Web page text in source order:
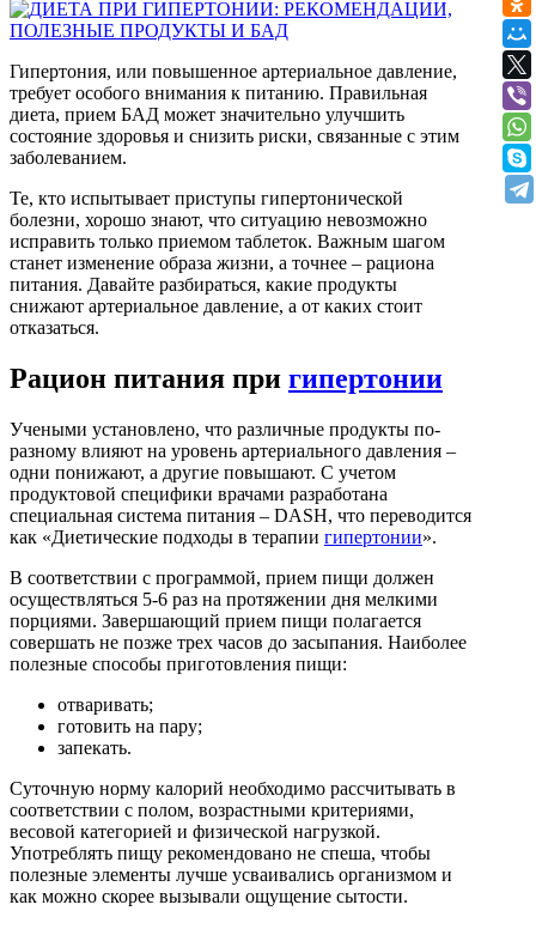
Гипертония, или повышенное артериальное давление,
требует особого внимания к питанию. Правильная
диета, прием БАД может значительно улучшить
состояние здоровья и снизить риски, связанные с этим
заболеванием.
Те, кто испытывает приступы гипертонической
болезни, хорошо знают, что ситуацию невозможно
исправить только приемом таблеток. Важным шагом
станет изменение образа жизни, а точнее – рациона
питания. Давайте разбираться, какие продукты
снижают артериальное давление, а от каких стоит
отказаться.
Рацион питания при гипертонии
Учеными установлено, что различные продукты по-
разному влияют на уровень артериального давления –
одни понижают, а другие повышают. С учетом
продуктовой специфики врачами разработана
специальная система питания – DASH, что переводится
как «Диетические подходы в терапии гипертонии».
В соответствии с программой, прием пищи должен
осуществляться 5-6 раз на протяжении дня мелкими
порциями. Завершающий прием пищи полагается
совершать не позже трех часов до засыпания. Наиболее
полезные способы приготовления пищи:
отваривать;
готовить на пару;
запекать.
Суточную норму калорий необходимо рассчитывать в
соответствии с полом, возрастными критериями,
весовой категорией и физической нагрузкой.
Употреблять пищу рекомендовано не спеша, чтобы
полезные элементы лучше усваивались организмом и
как можно скорее вызывали ощущение сытости.